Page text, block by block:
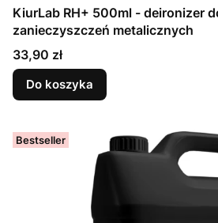
KiurLab RH+ 500ml - deironizer
zanieczyszczeń metalicznych
Cena
33,90 zł
Do koszyka
Bestseller